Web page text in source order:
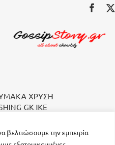
βελτιώσουμε την εμπειρία
ΧΡΥΣΗ
GK IKE